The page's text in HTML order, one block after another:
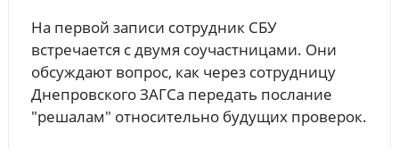
На первой записи сотрудник СБУ
встречается с двумя соучастницами. Они
обсуждают вопрос, как через сотрудницу
Днепровского ЗАГСа передать послание
"решалам" относительно будущих проверок.